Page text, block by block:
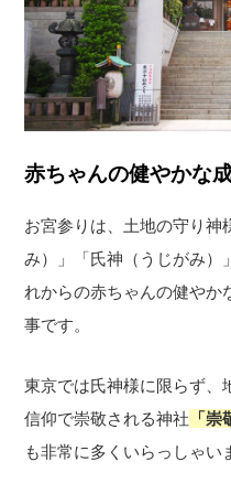
赤ちゃんの健やかな
お宮参りは、土地の守り神
み）」「氏神（うじがみ）
れからの赤ちゃんの健やか
事です。
東京では氏神様に限らず、
信仰で崇敬される神社 「崇
も非常に多くいらっしゃい